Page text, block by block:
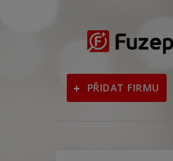
PŘIDAT FIRMU